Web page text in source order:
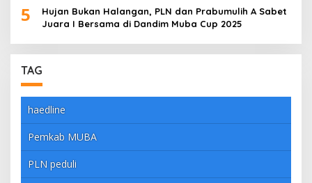
5
Hujan Bukan Halangan, PLN dan Prabumulih A Sabet
Juara I Bersama di Dandim Muba Cup 2025
TAG
haedline
Pemkab MUBA
PLN peduli